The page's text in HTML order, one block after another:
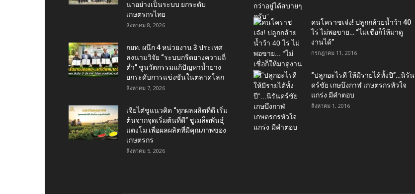
นาอย่างเป็นระบบ ยกระดับ
เกษตรกรไทย
สิงหาคม 8, 2026
กยท. ผนึก 4 หน่วยงาน 3 ประเทศ
ลงนามวิจัย “ระบบกรีดยางความถี่
ต่ำ” ชูนวัตกรรมแก้ปัญหาน้ำยาง
ยกระดับการแข่งขันในตลาดโลก
สิงหาคม 7, 2026
เจียไต๋ชูแนวคิด “ทุกผลผลิตที่ดี เริ่ม
ต้นจากจุดเริ่มต้นที่ดี” ชูเมล็ดพันธุ์
แตงโม เพื่อผลผลิตที่มีคุณภาพของ
เกษตรกร
สิงหาคม 5, 2026
คนโคราชเจ๋ง! ปลูกกล้วยน้ำว้า 40
ไร่ ไม่พอขาย… “ไม่เชื่อก็ให้มาดู
งานได้”‬
กรกฎาคม 11, 2016
“ปลูกอะไรดี ให้มีรายได้ทั้งปี”…นิรัน
ดร์ชัย เกษบึงกาฬ เกษตรกรหัวใจ
แกร่ง มีคำตอบ
สิงหาคม 1, 2016